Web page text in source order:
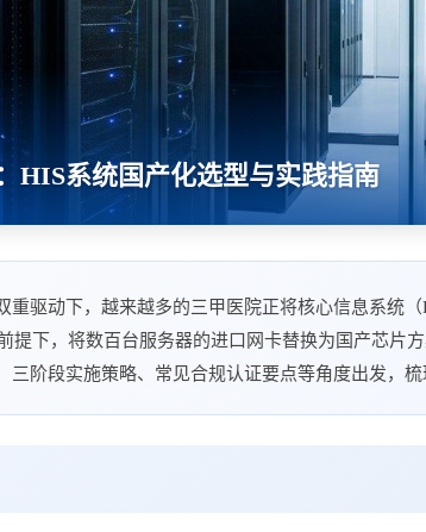
HIS系统国产化选型与实践指南
重驱动下，越来越多的三甲医院正将核心信息系统
提下，将数百台服务器的进口网卡替换为国产芯片
阶段实施策略、常见合规认证要点等角度出发，